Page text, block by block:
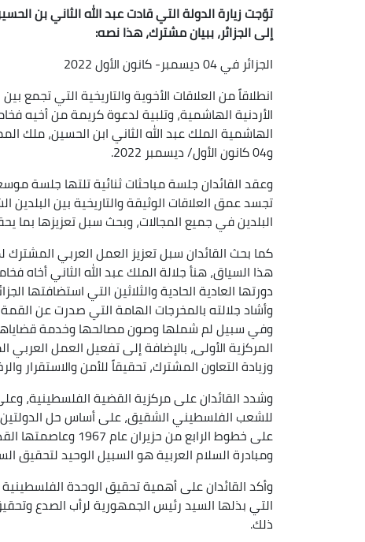
توّجت زيارة الدولة التي قادتعبد الله الثاني بن
إلى الجزائر، ببيان مشترك، هذا نصه:
الجزائر في 04 ديسمبر- كانون الأول 2022
انطلاقاً من العلاقات الأخوية والتاريخية التي تجمع
الأردنية الهاشمية، وتلبية لدعوة كريمة من أخيه
و04 كانون الأول/ ديسمبر 2022.
وعقد القائدان جلسة مباحثات ثنائية تلتها جلسة
تجسد عمق العلاقات الوثيقة والتاريخية بين
البلدين في جميع المجالات، وبحث سبل تعزيزها بما
كما بحث القائدان سبل تعزيز العمل العربي
هذا السياق، هنأ جلالة الملك عبد الله الثاني أخاه
وأشاد جلالته بالمخرجات الهامة التي صدرت عن
وفي سبيل لم شملها وصون مصالحها وخدمة
المركزية الأولى، بالإضافة إلى تفعيل العمل العربي
وزيادة التعاون المشترك، تحقيقاً للأمن والاستقرار
وشدد القائدان على مركزية القضية الفلسطينية،
للشعب الفلسطيني الشقيق، على أساس حل الدولتين
على خطوط الرابع من
ومبادرة السلام العربية هو السبيل الوحيد لتحقيق
وأكد القائدان على أهمية تحقيق الوحدة الفلسطينية
التي بذلها السيد رئيس الجمهورية لرأب الصدع
ذلك.